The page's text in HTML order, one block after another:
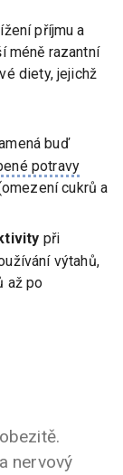
příjmu a
méně razantní
diety, jejichž
buď
potravy
cukrů a
při
výtahů,
až po
nervový